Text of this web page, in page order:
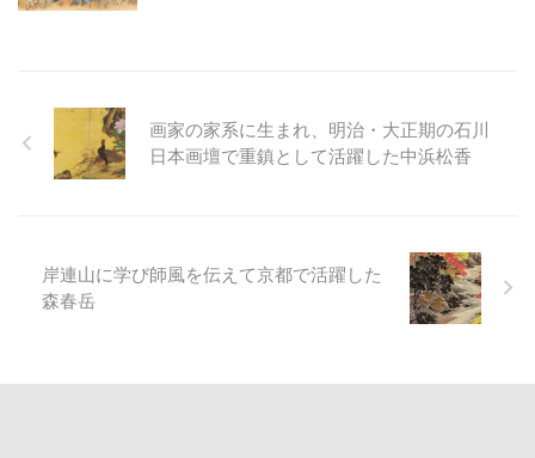
画家の家系に生まれ、明治・大正期の石川
日本画壇で重鎮として活躍した中浜松香
岸連山に学び師風を伝えて京都で活躍した
森春岳